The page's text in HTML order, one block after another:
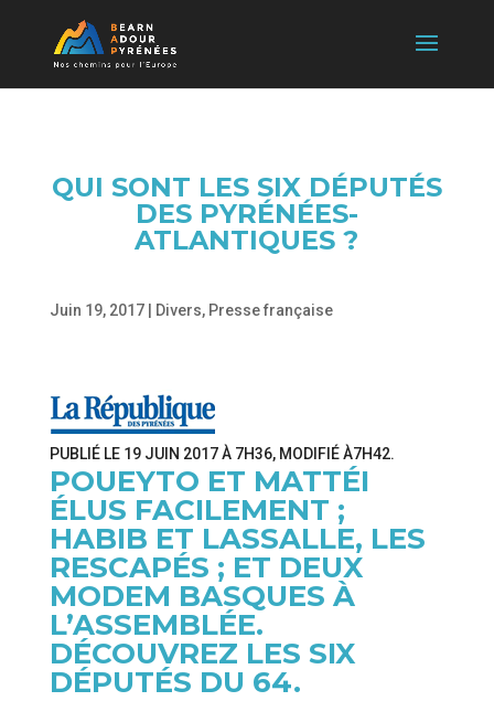
QUI SONT LES SIX DÉPUTÉS
DES PYRÉNÉES-
ATLANTIQUES ?
Juin 19, 2017| Divers, Presse française
PUBLIÉ LE 19 JUIN 2017 À 7H36, MODIFIÉÀ7H42.
POUEYTO ET MATTÉI
ÉLUS FACILEMENT ;
HABIB ET LASSALLE, LES
RESCAPÉS ; ET DEUX
MODEM BASQUES À
L’ASSEMBLÉE.
DÉCOUVREZ LES SIX
DÉPUTÉS DU 64.